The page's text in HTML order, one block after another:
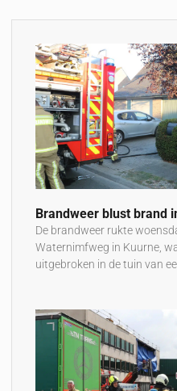
Brandweer blust brand
De brandweer rukte
Waternimfweg in Kuurne,
uitgebroken in de tuin van